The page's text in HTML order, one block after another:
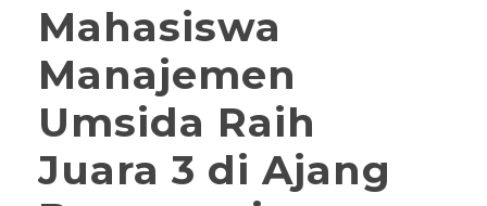
Mahasiswa
Manajemen
Umsida Raih
Juara 3 di Ajang